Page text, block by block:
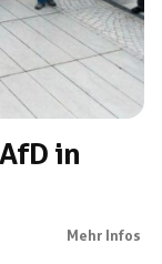
in
Mehr Infos